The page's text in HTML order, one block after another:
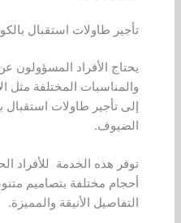
تأجير طاولات استقبال
يحتاج الأفراد المسؤولون
والمناسبات المختلفة مثل
إلى تأجير طاولات استقبال
الضيوف.
توفر هذه الخدمة للأفراد
أحجام مختلفة بتصاميم
التفاصيل الأنيقة والمميزة.